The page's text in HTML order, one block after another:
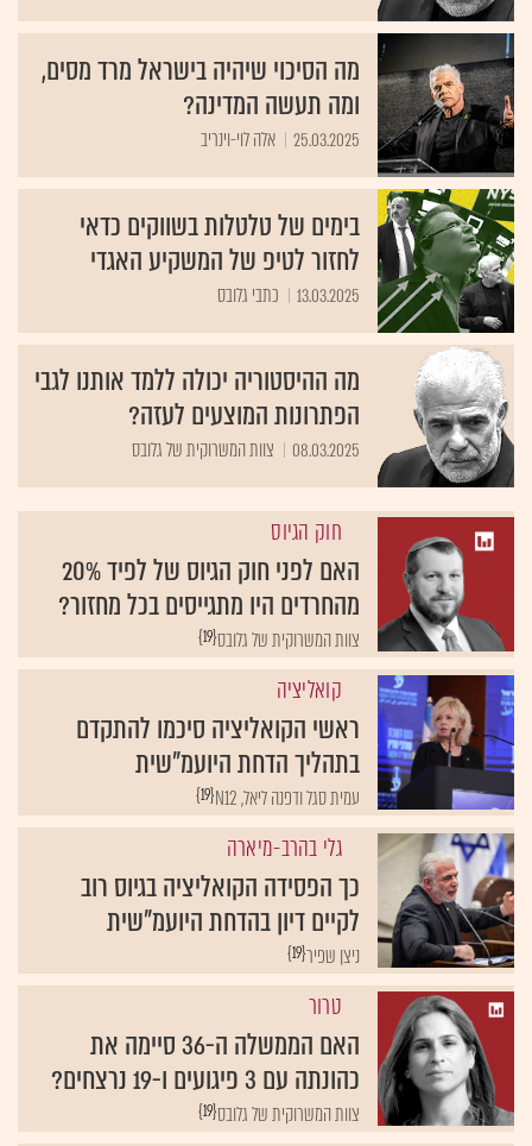
מה הסיכוי שיהיה בישראל מרד מסים,
ומה תעשה המדינה?
25.03.2025 אלה לוי-וינריב
בימים של טלטלות בשווקים כדאי
לחזור לטיפ של המשקיע האגדי
13.03.2025 כתבי גלובס
מה ההיסטוריה יכולה ללמד אותנו לגבי
הפתרונות המוצעים לעזה?
08.03.2025 צוות המשרוקית של גלובס
חוק הגיוס
האם לפני חוק הגיוס של לפיד 20%
מהחרדים היו מתגייסים בכל מחזור?
{19}צוות המשרוקית של גלובס
קואליציה
ראשי הקואליציה סיכמו להתקדם
בתהליך הדחת היועמ"שית
{19} עמית סגל ודפנה ליאל, N12
גלי בהרב-מיארה
כך הפסידה הקואליציה בגיוס רוב
לקיים דיון בהדחת היועמ"שית
{19}ניצן שפיר
טרור
האם הממשלה ה-36 סיימה את
כהונתה עם 3 פיגועים ו-19 נרצחים?
{19}צוות המשרוקית של גלובס